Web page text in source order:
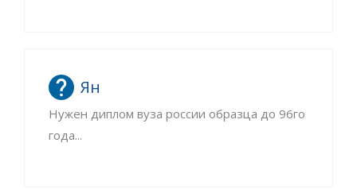
Ян
Нужен диплом вуза россии образца до 96го
года...